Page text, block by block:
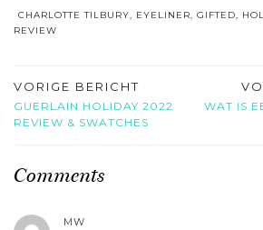
CHARLOTTE TILBURY, EYELINER, GIFTED,
REVIEW
VORIGE BERICHT
GUERLAIN HOLIDAY 2022
REVIEW & SWATCHES
WAT IS
Comments
MW